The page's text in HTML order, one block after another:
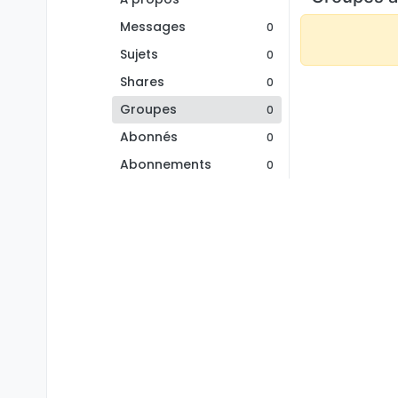
Messages
0
Sujets 0
Shares 0
Groupes 0
Abonnés 0
Abonnements 0